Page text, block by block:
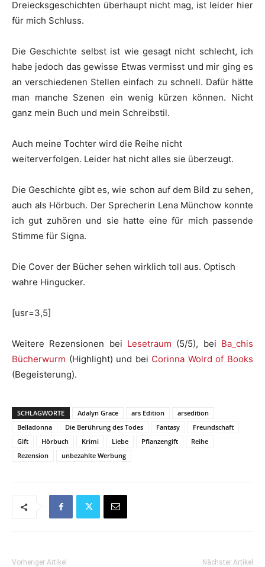
Dreiecksgeschichten überhaupt nicht mag, ist leider hier
für mich Schluss.
Die Geschichte selbst ist wie gesagt nicht schlecht, ich
habe jedoch das gewisse Etwas vermisst und mir ging es
an verschiedenen Stellen einfach zu schnell. Dafür hätte
man manche Szenen ein wenig kürzen können. Nicht
ganz mein Buch und mein Schreibstil.
Auch meine Tochter wird die Reihe nicht
weiterverfolgen. Leider hat nicht alles sie überzeugt.
Die Geschichte gibt es, wie schon auf dem Bild zu sehen,
auch als Hörbuch. Der Sprecherin Lena Münchow konnte
ich gut zuhören und sie hatte eine für mich passende
Stimme für Signa.
Die Cover der Bücher sehen wirklich toll aus. Optisch
wahre Hingucker.
[usr=3,5]
Weitere Rezensionen bei Lesetraum (5/5), bei Ba_chis
Bücherwurm (Highlight) und bei Corinna Wolrd of Books
(Begeisterung).
SCHLAGWORTE Adalyn Grace ars Edition
arsedition
Belladonna
Die Berührung des Todes Fantasy
Freundschaft
Gift
Hörbuch Krimi Liebe Pflanzengift
Reihe
Rezension
unbezahlte Werbung
Vorheriger Artikel Nächster Artikel